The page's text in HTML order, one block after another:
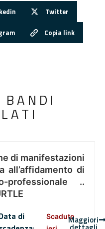
Twitter
Copia link
di manifestazioni
all’affidamento di
professionale ..
di
ScadutoMaggiori